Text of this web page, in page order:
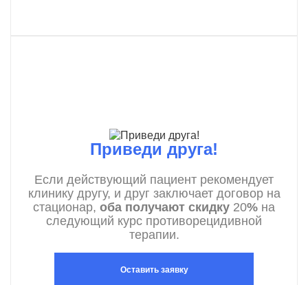
Приведи друга!
Если действующий пациент рекомендует
клинику другу, и друг заключает договор на
стационар, оба получают скидку 20% на
следующий курс противорецидивной
терапии.
Оставить заявку